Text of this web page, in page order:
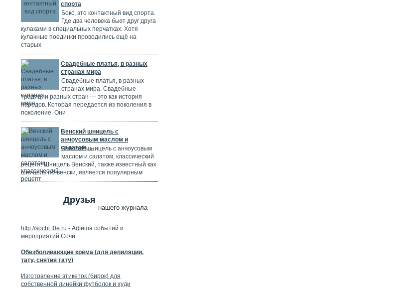
спорта
Бокс, это контактный вид спорта.
Где два человека бьют друг друга
кулаками в специальных перчатках. Хотя
кулачные поединки проводились ещё на
старых
Свадебные платья, в разных
странах мира
Свадебные платья, в разных
странах мира. Свадебные
традиции разных стран — это как история
народов. Которая передается из поколения в
поколение. Они
Венский шницель с
анчоусовым маслом и
салатом, ...
Венский шницель с анчоусовым
маслом и салатом, классический
рецепт. Шницель Венский, также известный как
шницель по-венски, является популярным
Друзья
нашего журнала
http://sochi.t0e.ru - Афиша событий и
мероприятий Сочи
Обезболивающие крема (для депиляции,
тату, снятия тату)
Изготовление этикеток (бирок) для
собственной линейки футболок и худи